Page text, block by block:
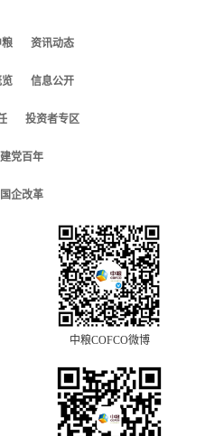
资讯动态
信息公开
投资者专区
建党百年
国企改革
中粮COFCO微博